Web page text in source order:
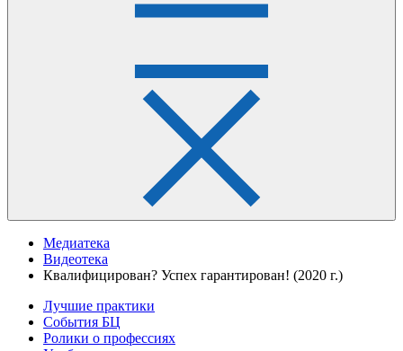
Медиатека
Видеотека
Квалифицирован? Успех гарантирован! (2020 г.)
Лучшие практики
События БЦ
Ролики о профессиях